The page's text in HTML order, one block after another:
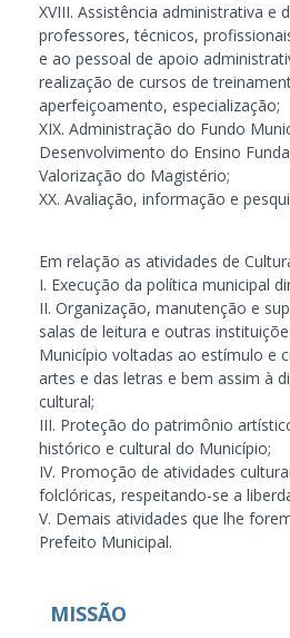
XVIII. Assistência administrativa e
professores, técnicos,
e ao pessoal de apoio
realização de cursos de
aperfeiçoamento, especialização;
XIX. Administração do Fundo
Desenvolvimento do Ensino
Valorização do Magistério;
XX. Avaliação, informação e
Em relação as atividades de
I. Execução da política municipal
II. Organização, manutenção e
salas de leitura e outras
Município voltadas ao estímulo e
artes e das letras e bem assim à
cultural;
III. Proteção do patrimônio
histórico e cultural do Município;
IV. Promoção de atividades
folclóricas, respeitando-se a
V. Demais atividades que lhe
Prefeito Municipal.
MISSÃO